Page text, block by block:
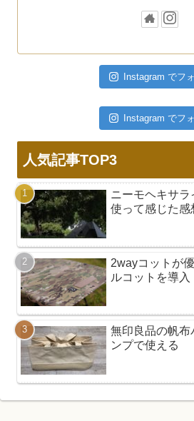
Instagram でフ
Instagram でフ
人気記事TOP3
ニーモヘキサラ
使って感じた感
2wayコットが
ルコットを導入
無印良品の帆布
ンプで使える